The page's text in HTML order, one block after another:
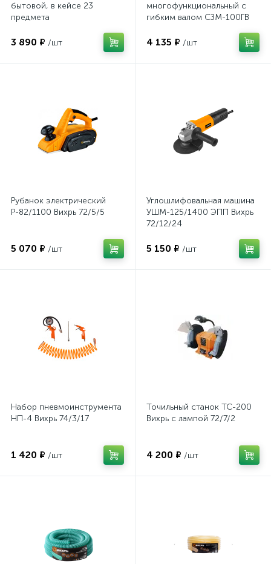
бытовой, в кейсе 23
предмета
3 890 ₽ /шт
многофункциональный с
гибким валом СЗМ-100ГВ
4 135 ₽ /шт
Рубанок электрический
Р-82/1100 Вихрь 72/5/5
5 070 ₽ /шт
Углошлифовальная машина
УШМ-125/1400 ЭПП Вихрь
72/12/24
5 150 ₽ /шт
Набор пневмоинструмента
НП-4 Вихрь 74/3/17
1 420 ₽ /шт
Точильный станок ТС-200
Вихрь с лампой 72/7/2
4 200 ₽ /шт